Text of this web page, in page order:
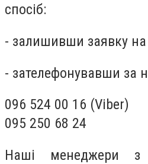
спосіб:
- залишивши заявку на
- зателефонувавши за
096 524 00 16 (Viber)
095 250 68 24
Наші менеджери з